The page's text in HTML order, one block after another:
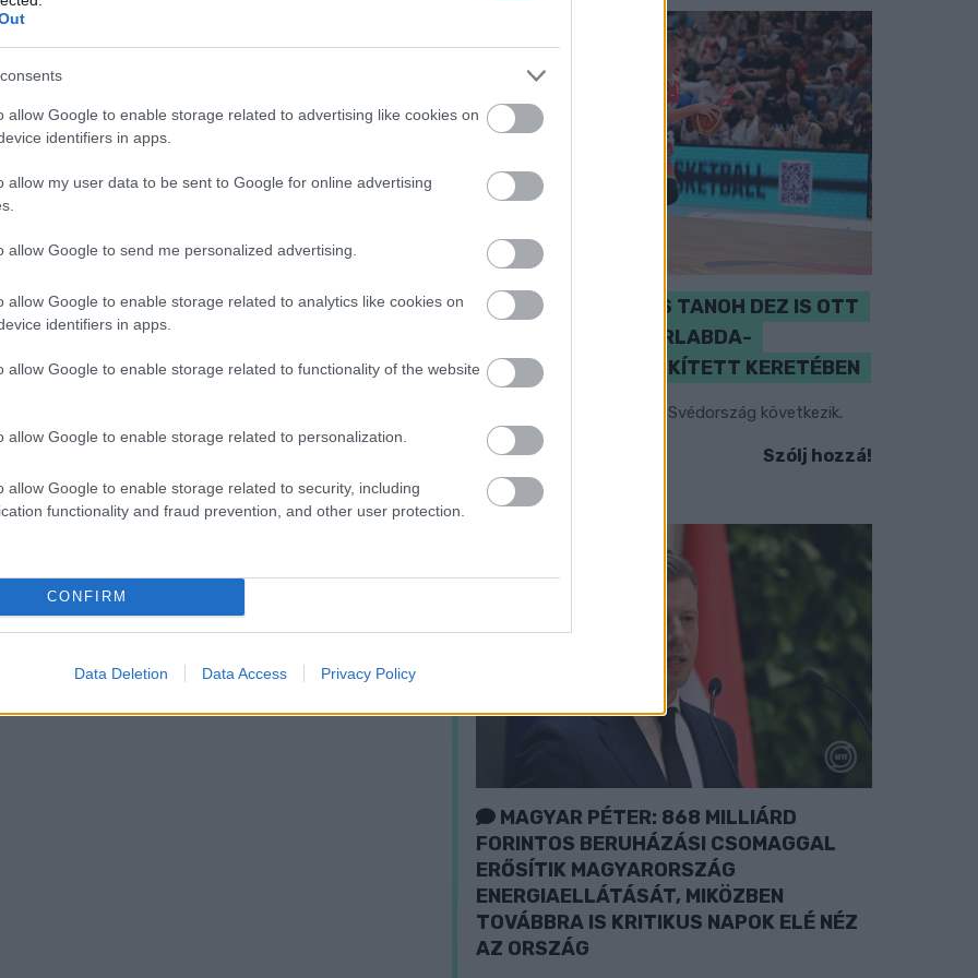
allow Google to enable storage related to advertising like cookies on
identifiers in apps.
allow my user data to be sent to Google for online advertising
allow Google to send me personalized advertising.
allow Google to enable storage related to analytics like cookies on
identifiers in apps.
allow Google to enable storage related to functionality of the website
allow Google to enable storage related to personalization.
allow Google to enable storage related to security, including
functionality and fraud prevention, and other user protection.
CONFIRM
Data Deletion Data Access Privacy Policy
PERL, VÁRADI ÉS TANOH DEZ IS OTT
VAN A FÉRFI KOSÁRLABDA-
VÁLOGATOTT SZŰKÍTETT KERETÉBEN
Észtország, Szlovénia és Svédország következik.
Szólj hozzá!
MAGYAR PÉTER: 868 MILLIÁRD
FORINTOS BERUHÁZÁSI CSOMAGGAL
ERŐSÍTIK MAGYARORSZÁG
ENERGIAELLÁTÁSÁT, MIKÖZBEN
TOVÁBBRA IS KRITIKUS NAPOK ELÉ NÉZ
AZ ORSZÁG